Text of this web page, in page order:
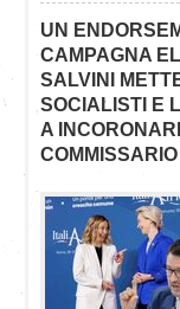
UN
CAMPAGNA
SALVINI
SOCIALISTI E
A